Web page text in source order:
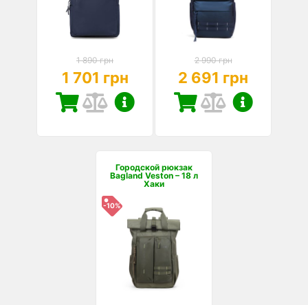
1 890 грн
1 701 грн
2 990 грн
2 691 грн
Городской рюкзак
Bagland Veston – 18 л
Хаки
-10%